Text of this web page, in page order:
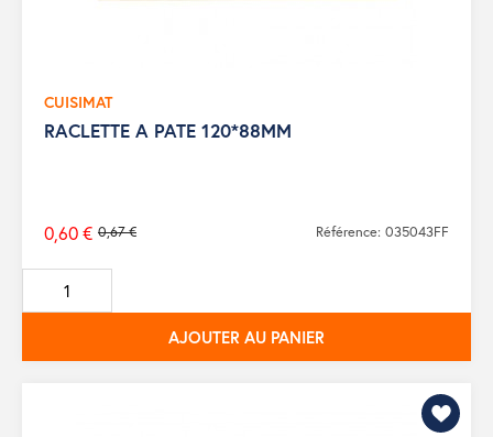
CUISIMAT
RACLETTE A PATE 120*88MM
Prix
de
base
0,67 €
0,60 € Référence: 035043FF
AJOUTER AU PANIER